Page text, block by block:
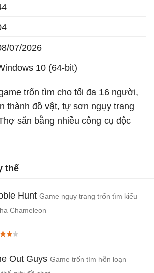
07/2026
10 (64-bit)
trốn tìm cho tối đa 16 người,
thành đồ vật, tự sơn ngụy trang
săn bằng nhiều công cụ độc
thế
Hunt Game ngụy trang trốn tìm kiểu
Chameleon
Out Guys Game trốn tìm hỗn loạn